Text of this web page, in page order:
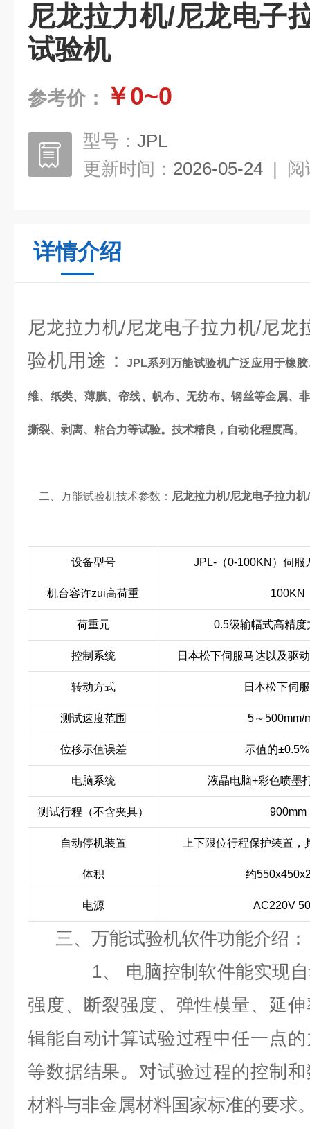
尼龙拉力机/尼龙电子
试验机
参考价： ￥0~0
型号： JPL
更新时间： 2026-05-24 | 阅
详情介绍
尼龙拉力机/尼龙电子拉力机/尼龙
验机用途： JPL系列万能试验机广泛应用于橡
维、纸类、薄膜、帘线、帆布、无纺布、钢丝等金属、
撕裂、剥离、粘合力等试验。技术精良，自动化程度高。
二、万能试验机技术参数： 尼龙拉力机/尼龙电子拉力
设备型号 JPL-（0-100KN）伺服
机台容许zui高荷重 100KN
荷重元 0.5级输幅式高精度
控制系统 日本松下伺服马达以及驱
转动方式 日本松下伺
测试速度范围 5～
位移示值误差 示值的
电脑系统 液晶电脑+彩色喷墨
测试行程（不含夹具） 900mm
自动停机装置 上下限位行程保护装置
体积 约
电源 AC220V
三、万能试验机软件功能介绍：
1、 电脑控制软件能实现自
强度、断裂强度、弹性模量、延
辑能自动计算试验过程中任一点
等数据结果。对试验过程的控制
材料与非金属材料国家标准的要求